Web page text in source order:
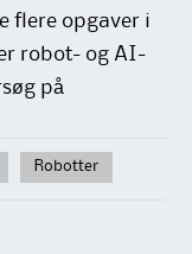
flere opgaver i
robot- og AI-
på
Robotter